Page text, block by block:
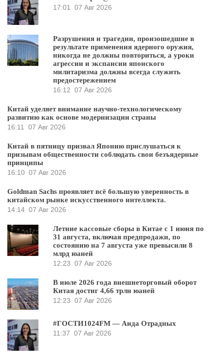
17:01
07 Авг 2026
Разрушения и трагедии, произошедшие в
результате применения ядерного оружия,
никогда не должны повториться, а уроки
агрессии и экспансии японского
милитаризма должны всегда служить
предостережением
16:12 07 Авг 2026
Китай уделяет внимание научно-технологическому
развитию как основе модернизации страны
16:11
07 Авг 2026
Китай в пятницу призвал Японию прислушаться к
призывам общественности соблюдать свои безъядерные
принципы
16:10 07 Авг 2026
Goldman Sachs проявляет всё большую уверенность в
китайском рынке искусственного интеллекта.
14:14 07 Авг 2026
Летние кассовые сборы в Китае с 1 июня по
31 августа, включая предпродажи, по
состоянию на 7 августа уже превысили 8
млрд юаней
12:23 07 Авг 2026
В июле 2026 года внешнеторговый оборот
Китая достиг 4,66 трлн юаней
12:23 07 Авг 2026
#ГОСТИ1024FM — Аида Отрадных
11:37 07 Авг 2026